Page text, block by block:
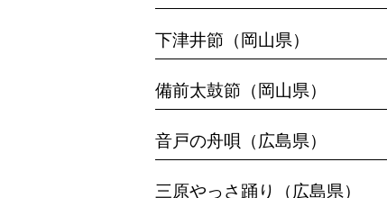
下津井節（岡山県）
備前太鼓節（岡山県）
音戸の舟唄（広島県）
三原やっさ踊り（広島県）